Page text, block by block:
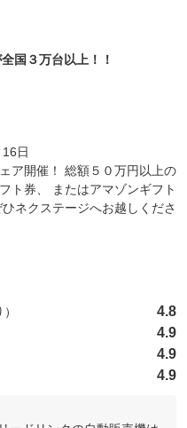
国３万台以上！！
日
ア開催！ 総額５０万円以上の
ト券、 またはアマゾンギフト
ネクステージへお越しくださ
）
4.8
4.9
4.9
4.9